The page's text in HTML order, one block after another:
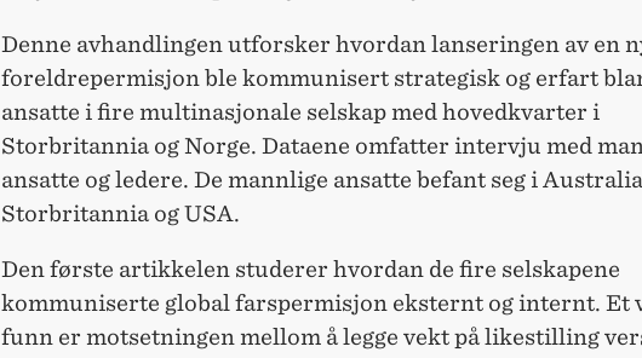
Denne avhandlingen utforsker hvordan lanseringen av en
foreldrepermisjon ble kommunisert strategisk og erfart
ansatte i fire multinasjonale selskap med hovedkvarter i
Storbritannia og Norge. Dataene omfatter intervju med
ansatte og ledere. De mannlige ansatte befant seg i
Storbritannia og USA.
Den første artikkelen studerer hvordan de fire selskapene
kommuniserte global farspermisjon eksternt og internt. Et
funn er motsetningen mellom å legge vekt på likestilling